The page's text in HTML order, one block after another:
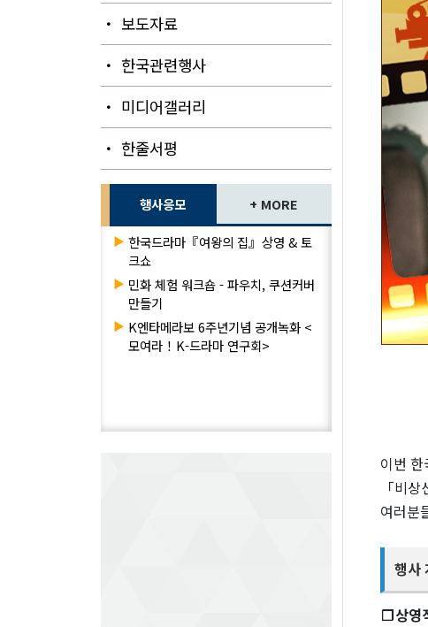
・ 보도자료
・ 한국관련행사
・ 미디어갤러리
・ 한줄서평
행사응모 + MORE
▶ 한국드라마『여왕의 집』상영 & 토
크쇼
▶ 민화 체험 워크숍 - 파우치, 쿠션커버
만들기
▶ K엔타메라보 6주년기념 공개녹화 <
모여라！K-드라마 연구회>
이번
「비
여러분
행사
❐상영